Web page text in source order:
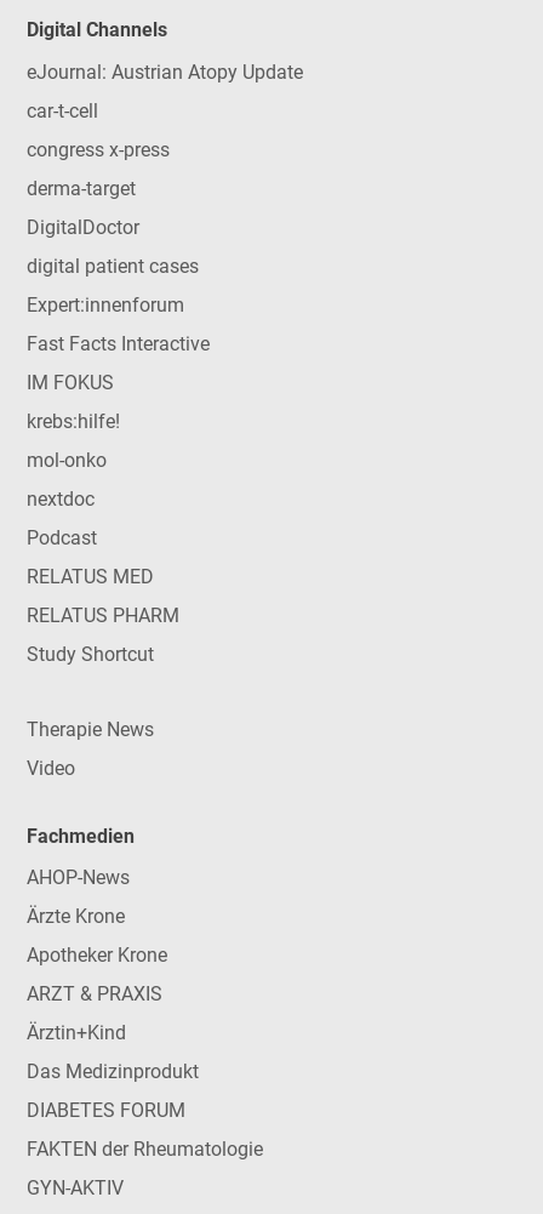
Digital Channels
eJournal: Austrian Atopy Update
car-t-cell
congress x-press
derma-target
DigitalDoctor
digital patient cases
Expert:innenforum
Fast Facts Interactive
IM FOKUS
krebs:hilfe!
mol-onko
nextdoc
Podcast
RELATUS MED
RELATUS PHARM
Study Shortcut
Therapie News
Video
Fachmedien
AHOP-News
Ärzte Krone
Apotheker Krone
ARZT & PRAXIS
Ärztin+Kind
Das Medizinprodukt
DIABETES FORUM
FAKTEN der Rheumatologie
GYN-AKTIV